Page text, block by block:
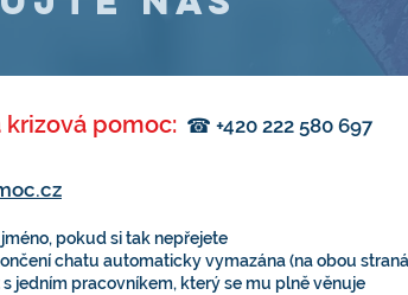
pomoc: ☎ +420 222 580 697
pokud si tak nepřejete
chatu automaticky vymazána (na obou
jedním pracovníkem, který se mu plně věnuje